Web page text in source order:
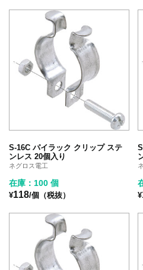
S-16C パイラック クリップ ステ
ンレス 20個入り
ネグロス電工
在庫：100 個
¥118/個（税抜） ¥